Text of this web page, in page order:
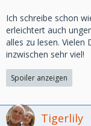
Ich schreibe schon
erleichtert auch
alles zu lesen.
inzwischen sehr viel!
Spoiler anzeigen
Tigerlily